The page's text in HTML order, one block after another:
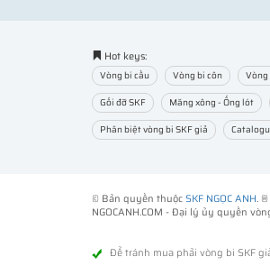
Hot keys:
Vòng bi cầu Vòng bi côn
Gối đỡ SKF
Măng xông - Ống lót
Phân biệt vòng bi SKF giả
© Bản quyền thuộcSKF NGỌC ANH.
NGOCANH.COM - Đại lý ủy quyền
Để tránh mua phải vòng bi SKF